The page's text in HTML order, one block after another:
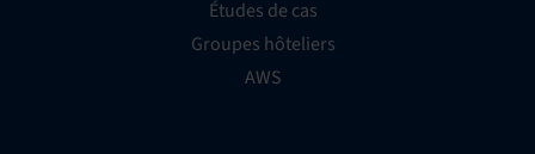
Études de cas
Groupes hôteliers
AWS